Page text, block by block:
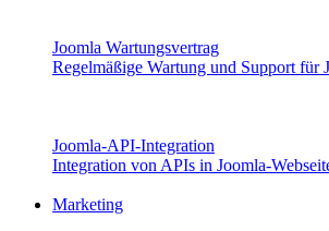
Joomla Wartungsvertrag
Regelmäßige Wartung und Support für
Joomla-API-Integration
Integration von APIs in Joomla-
Marketing